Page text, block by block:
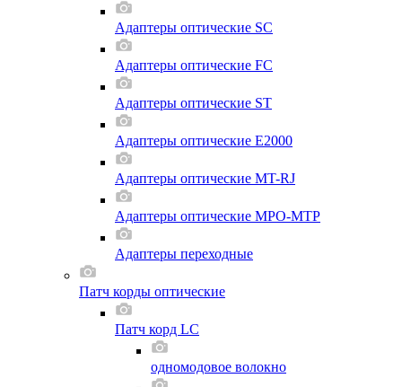
Адаптеры оптические SC
Адаптеры оптические FC
Адаптеры оптические ST
Адаптеры оптические E2000
Адаптеры оптические MT-RJ
Адаптеры оптические MPO-MTP
Адаптеры переходные
Патч корды оптические
Патч корд LC
одномодовое волокно